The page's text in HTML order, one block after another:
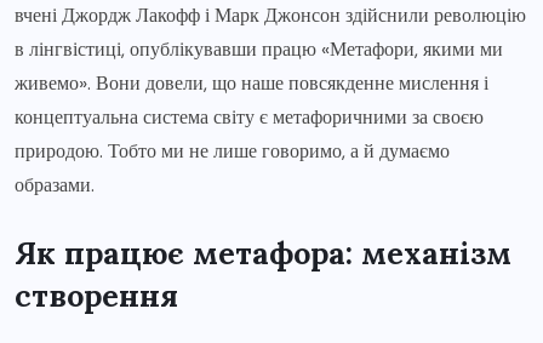
вчені Джордж Лакофф і Марк Джонсон здійснили революцію
в лінгвістиці, опублікувавши працю «Метафори, якими ми
живемо». Вони довели, що наше повсякденне мислення і
концептуальна система світу є метафоричними за своєю
природою. Тобто ми не лише говоримо, а й думаємо
образами.
Як працює метафора: механізм
створення